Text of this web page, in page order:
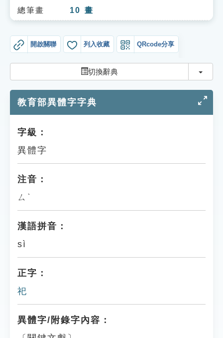
單字索引
貓頭鷹博士
總筆畫 10 畫
開啟關聯 列入收藏 QRcode分享
切換辭典 切換
教育部異體字字典
字級：
異體字
注音：
ㄙˋ
漢語拼音：
sì
正字：
祀
異體字/附錄字內容：